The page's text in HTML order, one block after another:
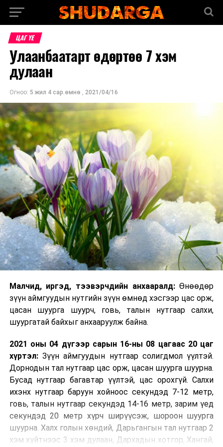
ЦАГ ҮЕ
Улаанбаатарт өдөртөө 7 хэм
дулаан
Огноо: 5 жил 4 сар.өмнө , 2021/04/16
Малч­ид, иргэд, тээвэрчдийн анхааралд:Өнөөдөр
зүүн аймгуудын нутгийн зүүн өмнөд хэсгээр цас орж,
цасан шуурга шуурч, говь, талын нутгаар салхи,
шуургатай байхыг анхааруулж байна.
2021 оны 04 дүгээр сарын 16-ны 08 цагаас 20 цаг
хүртэл:Зүүн аймгуудын нутгаар солигдмол үүлтэй.
Дорнодын тал нутгаар цас орж, цасан шуурга шуурна.
Бусад нутгаар багавтар үүлтэй, цас орохгүй. Салхи
ихэнх нутгаар баруун хойноос секундэд 7-12 метр,
говь, талын нутгаар секундэд 14-16 метр, зарим үед
секундэд 20 метр хүрч ширүүсэж, шороон шуурга
шуурна. Халх голын хөндий, Дарьгангын тал нутгаар 2
хэм хүйтнээс 3 хэм дулаан, Дархадын хотгор, Хангай,